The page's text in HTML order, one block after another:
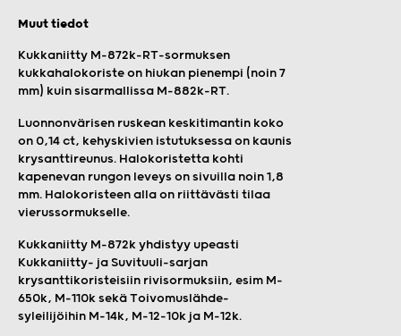
Muut tiedot
Kukkaniitty M-872k-RT-sormuksen
kukkahalokoriste on hiukan pienempi (noin 7
mm) kuin sisarmallissa M-882k-RT.
Luonnonvärisen ruskean keskitimantin koko
on 0,14 ct, kehyskivien istutuksessa on kaunis
krysanttireunus. Halokoristetta kohti
kapenevan rungon leveys on sivuilla noin 1,8
mm. Halokoristeen alla on riittävästi tilaa
vierussormukselle.
Kukkaniitty M-872k yhdistyy upeasti
Kukkaniitty- ja Suvituuli-sarjan
krysanttikoristeisiin rivisormuksiin, esim M-
650k, M-110k sekä Toivomuslähde-
syleilijöihin M-14k, M-12-10k ja M-12k.